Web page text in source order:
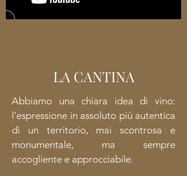
LA CANTINA
Abbiamo una chiara idea di vino:
l’espressione in assoluto più autentica
di un territorio, mai scontrosa e
monumentale, ma sempre
accogliente e approcciabile.